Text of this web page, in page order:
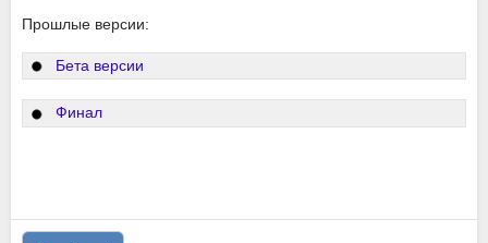
Прошлые версии:
Бета версии
Финал